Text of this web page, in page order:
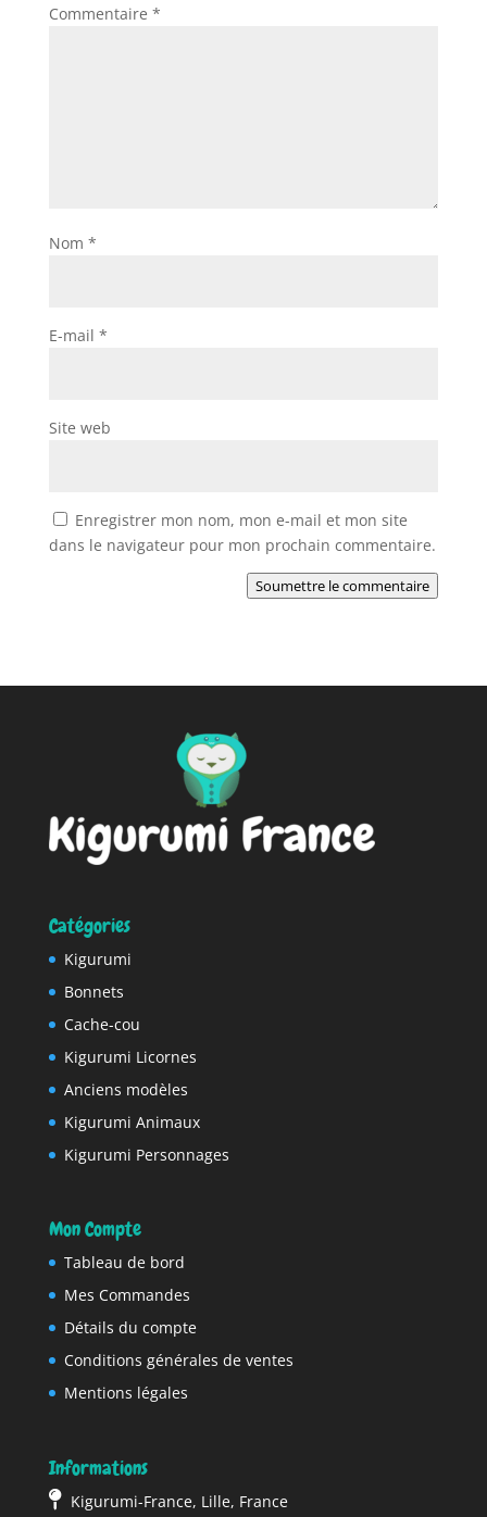
Commentaire *
Nom *
E-mail *
Site web
Enregistrer mon nom, mon e-mail et mon site
dans le navigateur pour mon prochain commentaire.
Soumettre le commentaire
Catégories
Kigurumi
Bonnets
Cache-cou
Kigurumi Licornes
Anciens modèles
Kigurumi Animaux
Kigurumi Personnages
Mon Compte
Tableau de bord
Mes Commandes
Détails du compte
Conditions générales de ventes
Mentions légales
Informations
Kigurumi-France, Lille, France